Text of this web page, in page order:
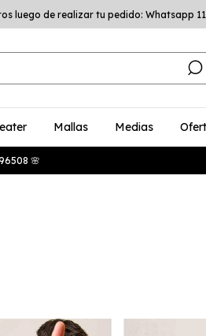
luego de realizar tu pedido: Whatsapp
Mallas Medias
🌸